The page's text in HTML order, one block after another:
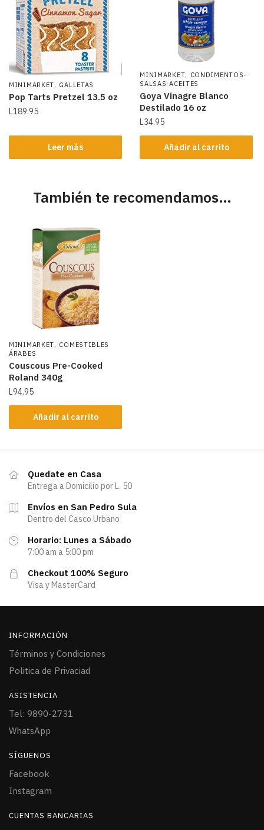
MINIMARKET, GALLETAS
Pop Tarts Pretzel 13.5 oz
L189.95
Leer más
MINIMARKET, CONDIMENTOS-
SALSAS-ACEITES
Goya Vinagre Blanco
Destilado 16 oz
L34.95
Añadir al carrito
También te recomendamos…
MINIMARKET, COMESTIBLES
ÁRABES
Couscous Pre-Cooked
Roland 340g
L94.95
Añadir al carrito
Quedate en Casa
Entrega a Domicilio por L. 50
Envíos en San Pedro Sula
Dentro del Casco Urbano
Horario: Lunes a Sábado
7:00 am a 5:00 pm
Checkout 100% Seguro
Visa y MasterCard
INFORMACIÓN
Términos y Condiciones
Politica de Privaciad
ASISTENCIA
Tel: 9890-2731
WhatsApp
SÍGUENOS
Facebook
Instagram
CUENTAS BANCARIAS